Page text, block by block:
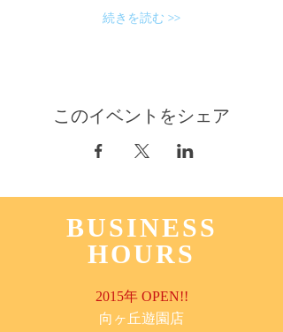
続きを読む >>
このイベントをシェア
BUSINESS
HOURS
2015年 OPEN!!
​向ヶ丘遊園店